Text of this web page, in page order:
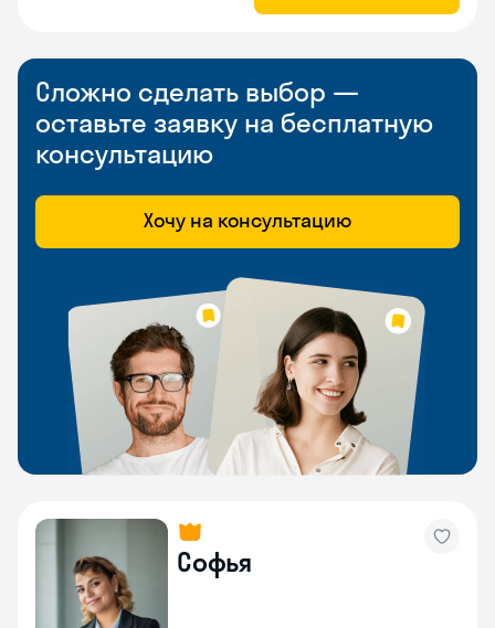
Сложно сделать выбор —
оставьте заявку на бесплатную
консультацию
Хочу на консультацию
Софья